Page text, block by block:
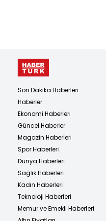
Son Dakika Haberleri
Haberler
Ekonomi Haberleri
Güncel Haberler
Magazin Haberleri
Spor Haberleri
Dünya Haberleri
Sağlık Haberleri
Kadın Haberleri
Teknoloji Haberleri
Memur ve Emekli Haberleri